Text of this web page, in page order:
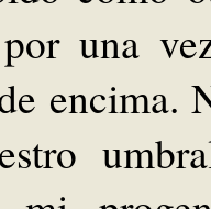
una
encima.